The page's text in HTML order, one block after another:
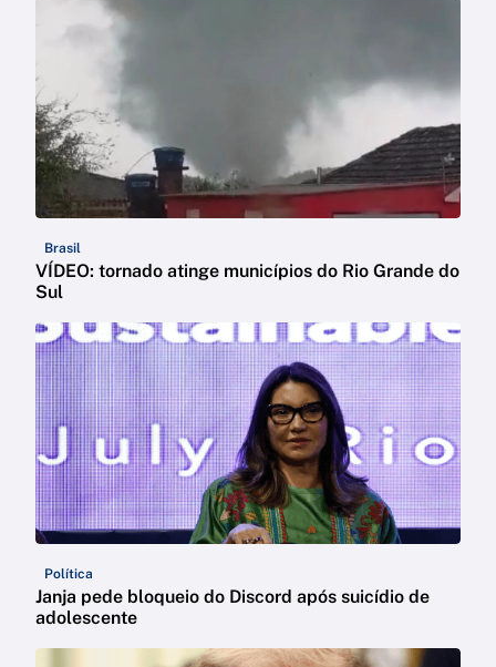
Brasil
VÍDEO: tornado atinge municípios do Rio Grande do
Sul
Política
Janja pede bloqueio do Discord após suicídio de
adolescente